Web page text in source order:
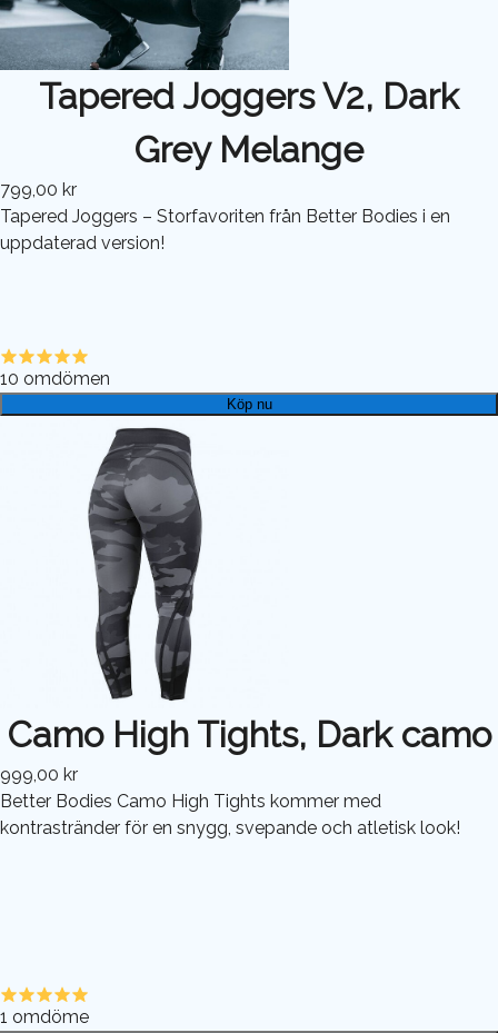
Tapered Joggers V2, Dark
Grey Melange
799,00 kr
Tapered Joggers – Storfavoriten från Better Bodies i en
uppdaterad version!
10 omdömen
Köp nu
Camo High Tights, Dark camo
999,00 kr
Better Bodies Camo High Tights kommer med
kontrastränder för en snygg, svepande och atletisk look!
1 omdöme